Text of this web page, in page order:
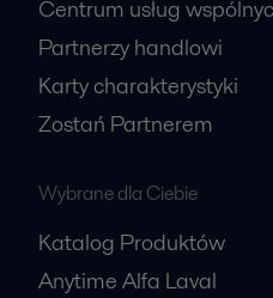
Centrum usług
Partnerzy handlowi
Karty charakterystyki
Zostań Partnerem
Wybrane dla Ciebie
Katalog Produktów
Anytime Alfa Laval